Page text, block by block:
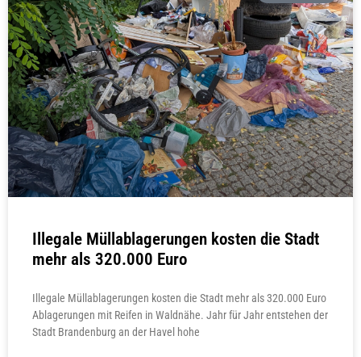
Illegale Müllablagerungen kosten die Stadt
mehr als 320.000 Euro
Illegale Müllablagerungen kosten die Stadt mehr als 320.000 Euro
Ablagerungen mit Reifen in Waldnähe. Jahr für Jahr entstehen der
Stadt Brandenburg an der Havel hohe